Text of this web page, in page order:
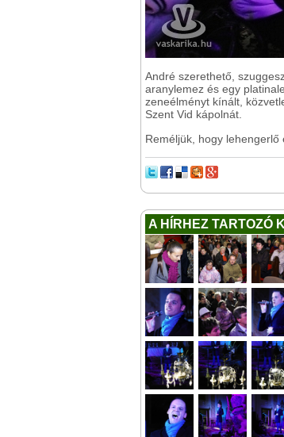
André szerethető,
aranylemez és egy
zeneélményt kínált,
Szent Vid kápolnát.
Reméljük, hogy
A HÍRHEZ TARTOZÓ